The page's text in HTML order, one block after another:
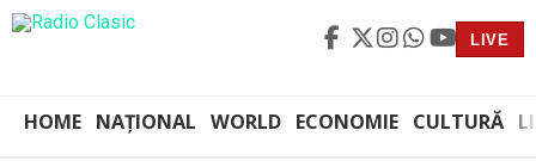
LIVE
HOME NAȚIONAL WORLD ECONOMIE CULTURĂ